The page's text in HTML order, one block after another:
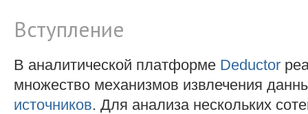
Вступление
В аналитической платформе Deductor
множество механизмов извлечения
источников. Для анализа нескольких